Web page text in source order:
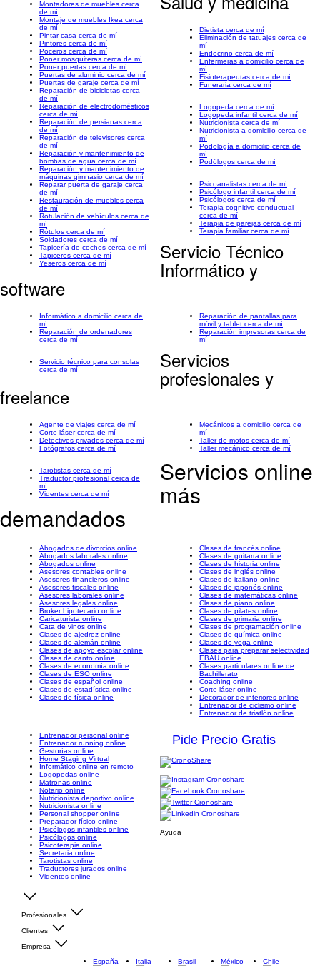
Montadores de muebles cerca
de mí
Montaje de muebles Ikea cerca
de mí
Pintar casa cerca de mí
Pintores cerca de mí
Poceros cerca de mí
Poner mosquiteras cerca de mí
Poner puertas cerca de mí
Puertas de aluminio cerca de mí
Puertas de garaje cerca de mí
Reparación de bicicletas cerca
de mí
Reparación de electrodomésticos
cerca de mí
Reparación de persianas cerca
de mí
Reparación de televisores cerca
de mí
Reparación y mantenimiento de
bombas de agua cerca de mí
Reparación y mantenimiento de
máquinas gimnasio cerca de mí
Reparar puerta de garaje cerca
de mí
Restauración de muebles cerca
de mí
Rotulación de vehículos cerca de
mí
Rótulos cerca de mí
Soldadores cerca de mí
Tapicería de coches cerca de mí
Tapiceros cerca de mí
Yeseros cerca de mí
Dietista cerca de mí
Eliminación de tatuajes cerca de
mí
Endocrino cerca de mí
Enfermeras a domicilio cerca de
mí
Fisioterapeutas cerca de mí
Funeraria cerca de mí
Logopeda cerca de mí
Logopeda infantil cerca de mí
Nutricionista cerca de mí
Nutricionista a domicilio cerca de
mí
Podología a domicilio cerca de
mí
Podólogos cerca de mí
Psicoanalistas cerca de mí
Psicólogo infantil cerca de mí
Psicólogos cerca de mí
Terapia cognitivo conductual
cerca de mí
Terapia de parejas cerca de mí
Terapia familiar cerca de mí
Servicio Técnico
Informático y
software
Informático a domicilio cerca de
mí
Reparación de ordenadores
cerca de mí
Reparación de pantallas para
móvil y tablet cerca de mí
Reparación impresoras cerca de
mí
Servicio técnico para consolas
cerca de mí
Servicios
profesionales y
freelance
Agente de viajes cerca de mí
Corte láser cerca de mí
Detectives privados cerca de mí
Fotógrafos cerca de mí
Mecánicos a domicilio cerca de
mí
Taller de motos cerca de mí
Taller mecánico cerca de mí
Tarotistas cerca de mí
Traductor profesional cerca de
mí
Videntes cerca de mí
Servicios online
más
demandados
Abogados de divorcios online
Abogados laborales online
Abogados online
Asesores contables online
Asesores financieros online
Asesores fiscales online
Asesores laborales online
Asesores legales online
Broker hipotecario online
Caricaturista online
Cata de vinos online
Clases de ajedrez online
Clases de alemán online
Clases de apoyo escolar online
Clases de canto online
Clases de economía online
Clases de ESO online
Clases de español online
Clases de estadística online
Clases de física online
Clases de francés online
Clases de guitarra online
Clases de historia online
Clases de inglés online
Clases de italiano online
Clases de japonés online
Clases de matemáticas online
Clases de piano online
Clases de pilates online
Clases de primaria online
Clases de programación online
Clases de química online
Clases de yoga online
Clases para preparar selectividad
EBAU online
Clases particulares online de
Bachillerato
Coaching online
Corte láser online
Decorador de interiores online
Entrenador de ciclismo online
Entrenador de triatlón online
Entrenador personal online
Entrenador running online
Gestorías online
Home Staging Virtual
Informático online en remoto
Logopedas online
Matronas online
Notario online
Nutricionista deportivo online
Nutricionista online
Personal shopper online
Preparador físico online
Psicólogos infantiles online
Psicólogos online
Psicoterapia online
Secretaria online
Tarotistas online
Traductores jurados online
Videntes online
Pide Precio Gratis
Ayuda
Profesionales
Clientes
Empresa
España
Italia Brasil México Chile